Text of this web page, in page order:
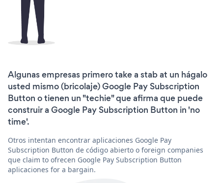
Algunas empresas primero take a stab at un hágalo
usted mismo (bricolaje) Google Pay Subscription
Button o tienen un "techie" que afirma que puede
construir a Google Pay Subscription Button in 'no
time'.
Otros intentan encontrar aplicaciones Google Pay
Subscription Button de código abierto o foreign companies
que claim to ofrecen Google Pay Subscription Button
aplicaciones for a bargain.